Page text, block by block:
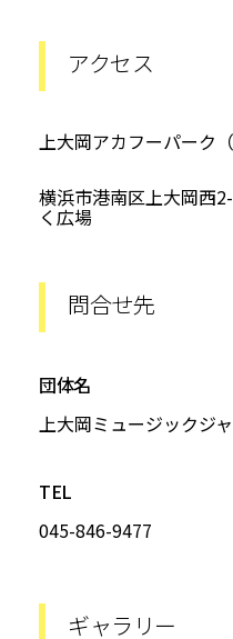
アクセス
上大岡アカフーパーク
横浜市港南区上大岡西
く広場
問合せ先
団体名
上大岡ミュージックジ
TEL
045-846-9477
ギャラリー